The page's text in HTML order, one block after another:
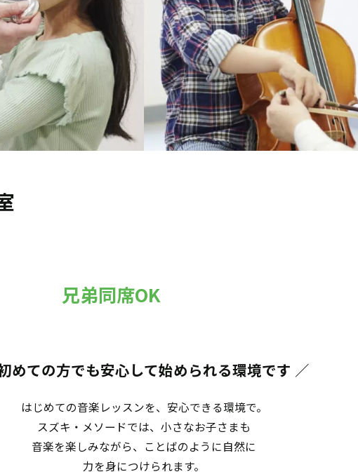
兄弟同席OK
めての方でも安心して始められる環境です ／
はじめての音楽レッスンを、安心できる環境で。
スズキ・メソードでは、小さなお子さまも
音楽を楽しみながら、ことばのように自然に
力を身につけられます。